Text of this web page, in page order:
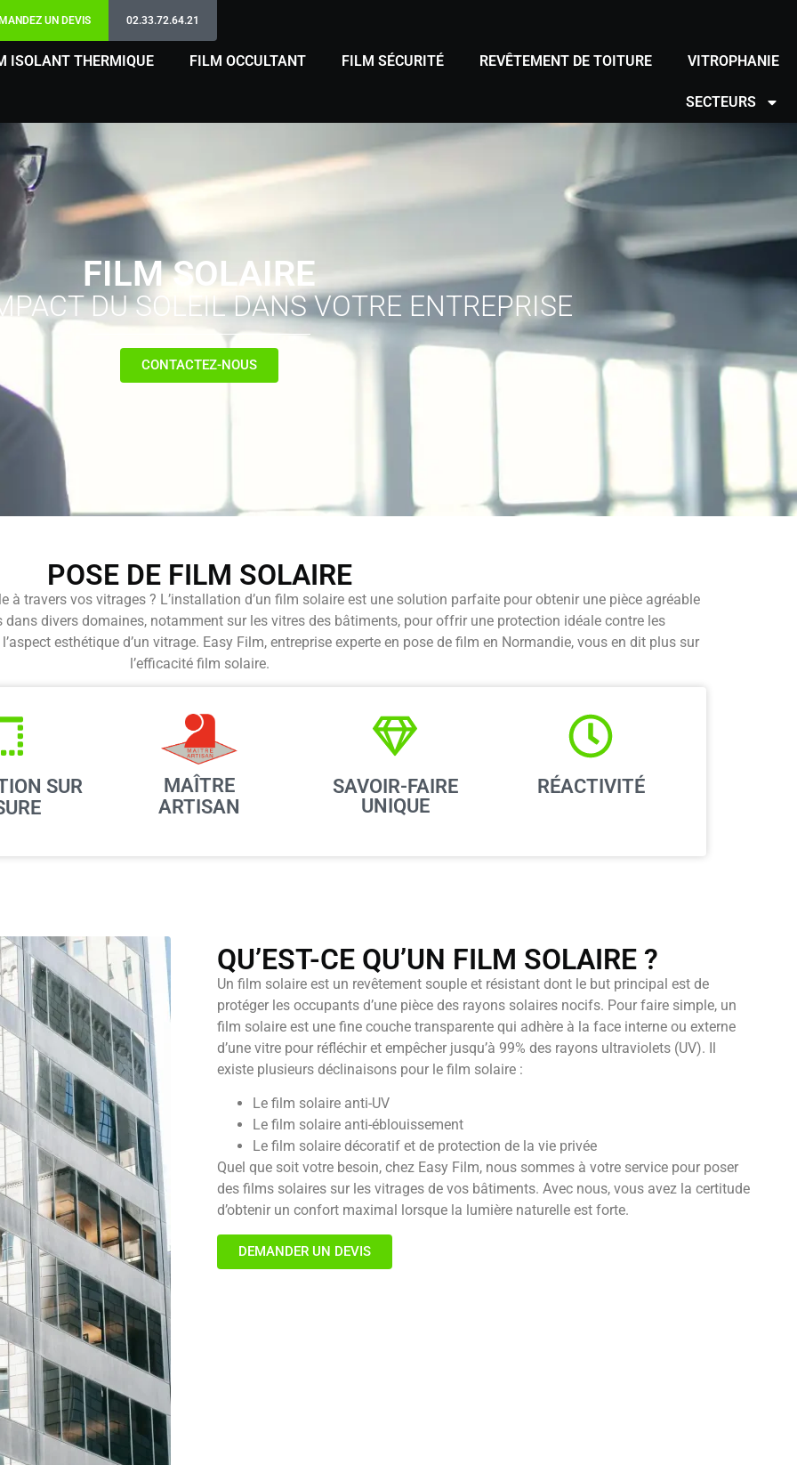
UN DEVIS 02.33.72.64.21
ISOLANT THERMIQUE FILM OCCULTANT FILM SÉCURITÉ REVÊTEMENT DE TOITURE VITROPHANIE
SECTEURS
FILM SOLAIRE
DU SOLEIL DANS VOTRE ENTREPRISE
CONTACTEZ-NOUS
POSE DE FILM SOLAIRE
à travers vos vitrages ? L’installation d’un film solaire est une solution parfaite pour obtenir une pièce agréable
dans divers domaines, notamment sur les vitres des bâtiments, pour offrir une protection idéale contre les
esthétique d’un vitrage. Easy Film, entreprise experte en pose de film en Normandie, vous en dit plus sur
l’efficacité film solaire.
SUR
MAÎTRE
ARTISAN
SAVOIR-FAIRE
UNIQUE
RÉACTIVITÉ
QU’EST-CE QU’UN FILM SOLAIRE ?
Un film solaire est un revêtement souple et résistant dont le but principal est de
protéger les occupants d’une pièce des rayons solaires nocifs. Pour faire simple, un
film solaire est une fine couche transparente qui adhère à la face interne ou externe
d’une vitre pour réfléchir et empêcher jusqu’à 99% des rayons ultraviolets (UV). Il
existe plusieurs déclinaisons pour le film solaire :
Le film solaire anti-UV
Le film solaire anti-éblouissement
Le film solaire décoratif et de protection de la vie privée
Quel que soit votre besoin, chez Easy Film, nous sommes à votre service pour poser
des films solaires sur les vitrages de vos bâtiments. Avec nous, vous avez la certitude
d’obtenir un confort maximal lorsque la lumière naturelle est forte.
DEMANDER UN DEVIS